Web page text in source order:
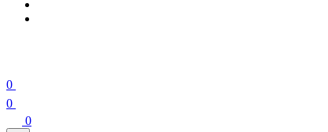
0
0
0